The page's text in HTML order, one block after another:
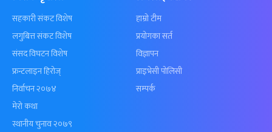
सहकारी संकट विशेष
लगुबित्त संकट विशेष
संसद विघटन विशेष
फ्रन्टलाइन हिरोज्
निर्वाचन २०७४
मेरो कथा
स्थानीय चुनाव २०७९
हाम्रो टीम
प्रयोगका सर्त
विज्ञापन
प्राइभेसी पोलिसी
सम्पर्क